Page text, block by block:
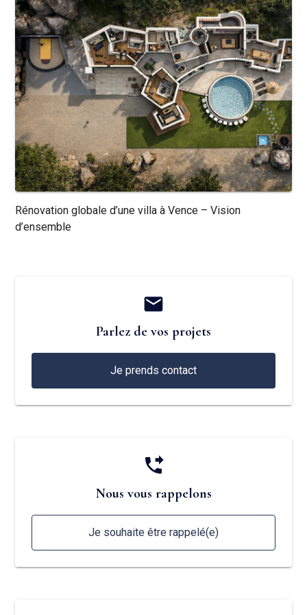
Rénovation globale d’une villa à Vence – Vision
d’ensemble
mail
Parlez de vos projets
Je prends contact
phone_forwarded
Nous vous rappelons
Je souhaite être rappelé(e)